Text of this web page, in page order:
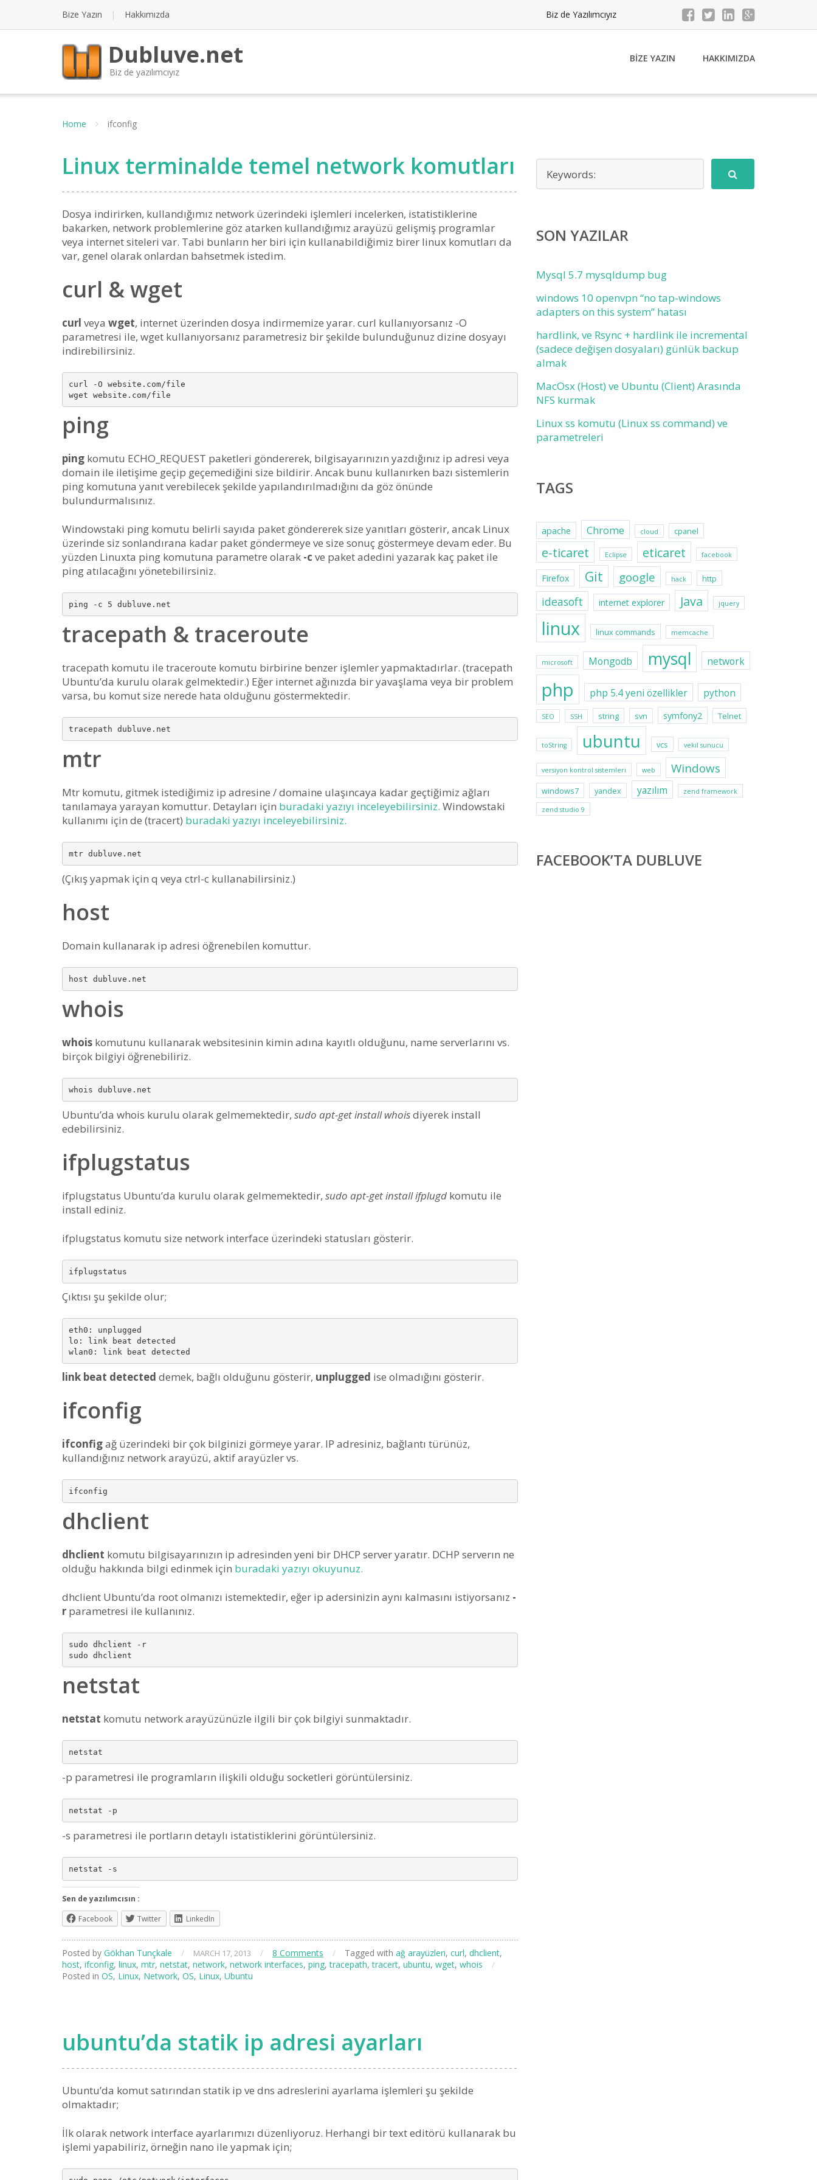
Bize Yazın Hakkımızda Biz de Yazılımcıyız
Dubluve.net
Biz de yazılımcıyız
BIZE YAZIN HAKKIMIZDA
Home ifconfig
Linux terminalde temel network komutları
Dosya indirirken, kullandığımız network üzerindeki işlemleri incelerken, istatistiklerine
bakarken, network problemlerine göz atarken kullandığımız arayüzü gelişmiş programlar
veya internet siteleri var. Tabi bunların her biri için kullanabildiğimiz birer linux komutları da
var, genel olarak onlardan bahsetmek istedim.
curl & wget
curl veya wget, internet üzerinden dosya indirmemize yarar. curl kullanıyorsanız -O
parametresi ile, wget kullanıyorsanız parametresiz bir şekilde bulunduğunuz dizine dosyayı
indirebilirsiniz.
curl -O website.com/file
ping
ping komutu ECHO_REQUEST paketleri göndererek, bilgisayarınızın yazdığınız ip adresi veya
domain ile iletişime geçip geçemediğini size bildirir. Ancak bunu kullanırken bazı sistemlerin
ping komutuna yanıt verebilecek şekilde yapılandırılmadığını da göz önünde
bulundurmalısınız.
Windowstaki ping komutu belirli sayıda paket göndererek size yanıtları gösterir, ancak Linux
üzerinde siz sonlandırana kadar paket göndermeye ve size sonuç göstermeye devam eder. Bu
yüzden Linuxta ping komutuna parametre olarak -c ve paket adedini yazarak kaç paket ile
ping atılacağını yönetebilirsiniz.
tracepath & traceroute
tracepath komutu ile traceroute komutu birbirine benzer işlemler yapmaktadırlar. (tracepath
Ubuntu’da kurulu olarak gelmektedir.) Eğer internet ağınızda bir yavaşlama veya bir problem
varsa, bu komut size nerede hata olduğunu göstermektedir.
mtr
Mtr komutu, gitmek istediğimiz ip adresine / domaine ulaşıncaya kadar geçtiğimiz ağları
tanılamaya yarayan komuttur. Detayları için buradaki yazıyı inceleyebilirsiniz. Windowstaki
kullanımı için de (tracert) buradaki yazıyı inceleyebilirsiniz.
(Çıkış yapmak için q veya ctrl-c kullanabilirsiniz.)
host
Domain kullanarak ip adresi öğrenebilen komuttur.
whois
whois komutunu kullanarak websitesinin kimin adına kayıtlı olduğunu, name serverlarını vs.
birçok bilgiyi öğrenebiliriz.
Ubuntu’da whois kurulu olarak gelmemektedir, sudo apt-get install whoisdiyerek install
edebilirsiniz.
ifplugstatus
ifplugstatus Ubuntu’da kurulu olarak gelmemektedir, sudo apt-get install ifplugd komutu ile
install ediniz.
ifplugstatus komutu size network interface üzerindeki statusları gösterir.
Çıktısı şu şekilde olur;
eth0: unplugged
lo: link beat detected
link beat detected demek, bağlı olduğunu gösterir, unplugged ise olmadığını gösterir.
ifconfig
ifconfigağ üzerindeki bir çok bilginizi görmeye yarar. IP adresiniz, bağlantı türünüz,
kullandığınız network arayüzü, aktif arayüzler vs.
dhclient
dhclient komutu bilgisayarınızın ip adresinden yeni bir DHCP server yaratır. DCHP serverın ne
olduğu hakkında bilgi edinmek için buradaki yazıyı okuyunuz.
dhclient Ubuntu’da root olmanızı istemektedir, eğer ip adersinizin aynı kalmasını istiyorsanız -
r parametresi ile kullanınız.
sudo dhclient -r
netstat
netstat komutu network arayüzünüzle ilgili bir çok bilgiyi sunmaktadır.
-p parametresi ile programların ilişkili olduğu socketleri görüntülersiniz.
-s parametresi ile portların detaylı istatistiklerini görüntülersiniz.
Sen de yazılımcısın :
Facebook
Twitter LinkedIn
Posted by Gökhan Tunçkale / MARCH 17, 2013 / 8 Comments / Tagged with ağ arayüzleri, curl, dhclient,
host, ifconfig, linux, mtr, netstat, network, network interfaces, ping, tracepath, tracert, ubuntu, wget, whois
/
Posted in OS, Linux, Network, OS, Linux, Ubuntu
ubuntu’da statik ip adresi ayarları
Ubuntu’da komut satırından statik ip ve dns adreslerini ayarlama işlemleri şu şekilde
olmaktadır;
İlk olarak network interface ayarlarımızı düzenliyoruz. Herhangi bir text editörü kullanarak bu
işlemi yapabiliriz, örneğin nano ile yapmak için;
SON YAZILAR
Mysql 5.7 mysqldump bug
windows 10 openvpn “no tap-windows
adapters on this system” hatası
hardlink, ve Rsync + hardlink ile incremental
(sadece değişen dosyaları) günlük backup
almak
MacOsx (Host) ve Ubuntu (Client) Arasında
NFS kurmak
Linux ss komutu (Linux ss command) ve
parametreleri
TAGS
apache Chrome cloud cpanel
e-ticaret Eclipse eticaret facebook
Firefox Git google hack http
ideasoft internet explorer Java jquery
linux linux commands memcache
microsoft Mongodb mysql network
php php 5.4 yeni özellikler python
SEO SSH string svn symfony2 Telnet
toString ubuntu vcs vekil sunucu
versiyon kontrol sistemleri web Windows
windows7 yandex yazılım zend framework
zend studio 9
FACEBOOK’TA DUBLUVE